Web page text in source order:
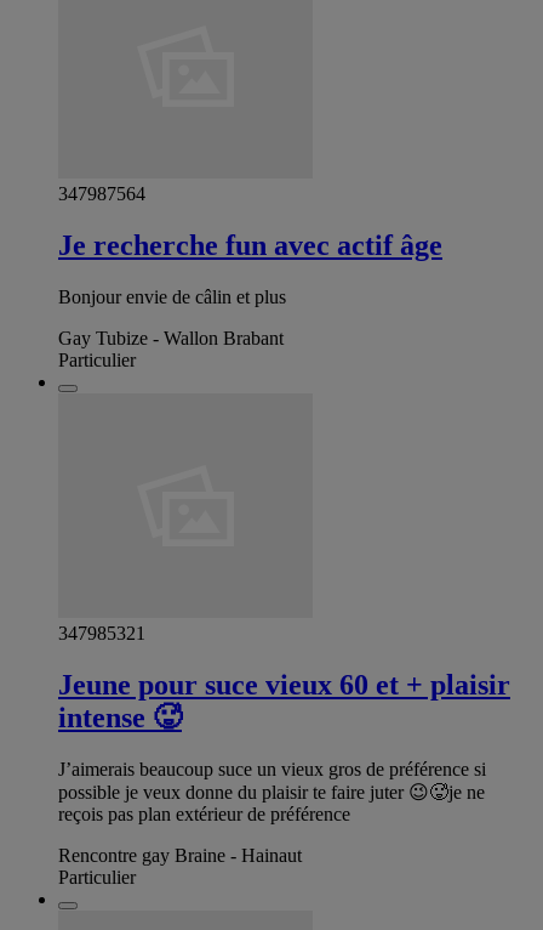
347987564
Je recherche fun avec actif âge
Bonjour envie de câlin et plus
Gay Tubize - Wallon Brabant
Particulier
347985321
Jeune pour suce vieux 60 et + plaisir
intense 🥵
J’aimerais beaucoup suce un vieux gros de préférence si
possible je veux donne du plaisir te faire juter 😉🥵je ne
reçois pas plan extérieur de préférence
Rencontre gay Braine - Hainaut
Particulier